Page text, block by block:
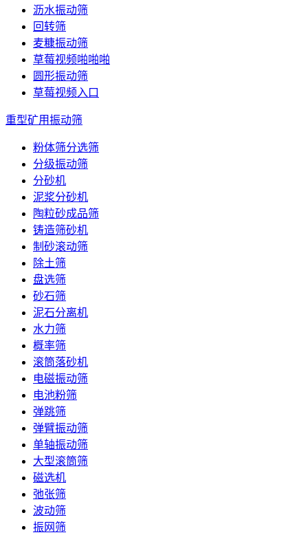
沥水振动筛
回转筛
麦糠振动筛
草莓视频啪啪啪
圆形振动筛
草莓视频入口
重型矿用振动筛
粉体筛分选筛
分级振动筛
分砂机
泥浆分砂机
陶粒砂成品筛
铸造筛砂机
制砂滚动筛
除土筛
盘选筛
砂石筛
泥石分离机
水力筛
概率筛
滚筒落砂机
电磁振动筛
电池粉筛
弹跳筛
弹臂振动筛
单轴振动筛
大型滚筒筛
磁选机
弛张筛
波动筛
振网筛